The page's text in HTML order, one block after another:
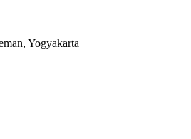
Yogyakarta